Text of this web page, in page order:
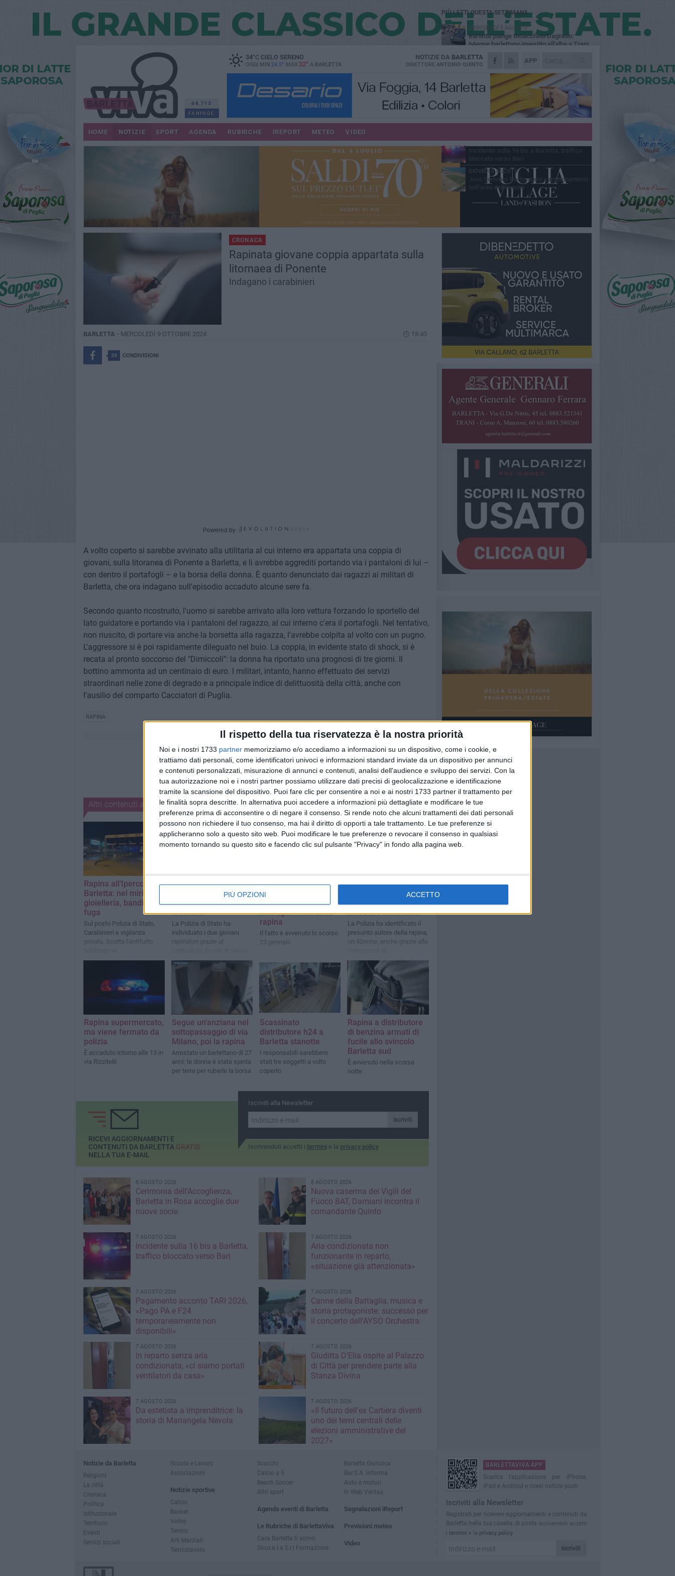
Il rispetto della tua riservatezza è la nostra priorità
Noi e i nostri 1733 partner memorizziamo e/o accediamo a informazioni su un dispositivo, come i cookie, e
trattiamo dati personali, come identificatori univoci e informazioni standard inviate da un dispositivo per annunci
e contenuti personalizzati, misurazione di annunci e contenuti, analisi dell'audience e sviluppo dei servizi. Con la
tua autorizzazione noi e i nostri partner possiamo utilizzare dati precisi di geolocalizzazione e identificazione
tramite la scansione del dispositivo. Puoi fare clic per consentire a noi e ai nostri 1733 partner il trattamento per
le finalità sopra descritte. In alternativa puoi accedere a informazioni più dettagliate e modificare le tue
preferenze prima di acconsentire o di negare il consenso. Si rende noto che alcuni trattamenti dei dati personali
possono non richiedere il tuo consenso, ma hai il diritto di opporti a tale trattamento. Le tue preferenze si
applicheranno solo a questo sito web. Puoi modificare le tue preferenze o revocare il consenso in qualsiasi
momento tornando su questo sito e facendo clic sul pulsante "Privacy" in fondo alla pagina web.
PIÙ OPZIONI ACCETTO
68.713
FANPAGE
34°CCIELO SERENO
OGGI MIN 24.5° MAX 32° A BARLETTA
APP
NOTIZIE DA BARLETTA
DIRETTORE ANTONIO QUINTO
HOME NOTIZIE SPORT AGENDA RUBRICHE IREPORT METEO VIDEO
CRONACA
Rapinata giovane coppia appartata sulla
litornaea di Ponente
Indagano i carabinieri
BARLETTA - MERCOLEDÌ 9 OTTOBRE 2024 18.40
34 CONDIVISIONI
Powered by
A volto coperto si sarebbe avvinato alla utilitaria al cui interno era appartata una coppia di
giovani, sulla litoranea di Ponente a Barletta, e li avrebbe aggrediti portando via i pantaloni di lui –
con dentro il portafogli – e la borsa della donna. È quanto denunciato dai ragazzi ai militari di
Barletta, che ora indagano sull'episodio accaduto alcune sere fa.
Secondo quanto ricostruito, l'uomo si sarebbe arrivato alla loro vettura forzando lo sportello del
lato guidatore e portando via i pantaloni del ragazzo, al cui interno c'era il portafogli. Nel tentativo,
non riuscito, di portare via anche la borsetta alla ragazza, l'avrebbe colpita al volto con un pugno.
L'aggressore si è poi rapidamente dileguato nel buio. La coppia, in evidente stato di shock, si è
recata al pronto soccorso del "Dimiccoli": la donna ha riportato una prognosi di tre giorni. Il
bottino ammonta ad un centinaio di euro. I militari, intanto, hanno effettuato dei servizi
straordinari nelle zone di degrado e a principale indice di delittuosità della città, anche con
l'ausilio del comparto Cacciatori di Puglia.
RAPINA
Altri contenuti a tema
Rapina all'Ipercoop di
Barletta: nel mirino la
gioielleria, banditi in
fuga
Sul posto Polizia di Stato,
Carabinieri e vigilanza
privata. Scatta l'antifurto
Rapina a mano
armata a Barletta, in
comunità due 16enni
di Andria
La Polizia di Stato ha
individuato i due giovani
rapinatori grazie al
delle telecamere
Assalto ad una
stazione di servizio in
zona Patalini, le
immagini virali della
rapina
Il fatto è avvenuto lo scorso
23 gennaio
Minaccia cassiera con
un coltello e rapina
supermercato:
arrestato barlettano
La Polizia ha identificato il
presunto autore della rapina,
un 42enne, anche grazie alle
videosorveglianza
Rapina supermercato,
ma viene fermato da
polizia
È accaduto intorno alle 13 in
via Rizzitelli
Segue un'anziana nel
sottopassaggio di via
Milano, poi la rapina
Arrestato un barlettano di 27
anni: la donna è stata spinta
per terra per rubarle la borsa
Scassinato
distributore h24 a
Barletta stanotte
I responsabili sarebbero
stati tre soggetti a volto
coperto
Rapina a distributore
di benzina armati di
fucile allo svincolo
Barletta sud
È avvenuto nella scorsa
notte
Iscriviti alla Newsletter
Iscriviti
Iscrivendoti accetti i termini e la privacy policy
RICEVI AGGIORNAMENTI E
CONTENUTI DA BARLETTA GRATIS
NELLA TUA E-MAIL
8 AGOSTO 2026
Cerimonia dell'Accoglienza,
Barletta in Rosa accoglie due
nuove socie
8 AGOSTO 2026
Nuova caserma dei Vigili del
Fuoco BAT, Damiani incontra il
comandante Quinto
7 AGOSTO 2026
Incidente sulla 16 bis a Barletta,
traffico bloccato verso Bari
7 AGOSTO 2026
Aria condizionata non
funzionante in reparto,
«situazione già attenzionata»
7 AGOSTO 2026
Pagamento acconto TARI 2026,
«Pago PA e F24
temporaneamente non
disponibili»
7 AGOSTO 2026
Canne della Battaglia, musica e
storia protagoniste: successo per
il concerto dell’AYSO Orchestra
7 AGOSTO 2026
In reparto senza aria
condizionata, «ci siamo portati
ventilatori da casa»
7 AGOSTO 2026
Giuditta D’Elia ospite al Palazzo
di Città per prendere parte alla
Stanza Divina
7 AGOSTO 2026
Da estetista a imprenditrice: la
storia di Mariangela Nevola
7 AGOSTO 2026
«Il futuro dell'ex Cartiera diventi
uno dei temi centrali delle
elezioni amministrative del
2027»
PIÙ LETTI QUESTA SETTIMANA
MERCOLEDÌ 5 AGOSTO
Barletta piange Gioacchino Dagnello:
64enne barlettano investito all'alba a Trani
GIOVEDÌ 6 AGOSTO
Il ricordo di "Cecco", il benzinaio col
sorriso: «Contava i giorni che lo
separavano dalla pensione»
MERCOLEDÌ 5 AGOSTO
Jova Summer Party, giovedì mattina
sopralluogo nell'area dell'evento
DOMENICA 2 AGOSTO
Beni confiscati alla mafia. Nasce il servizio
VENERDÌ 7 AGOSTO
GIOVEDÌ 6 AGOSTO
Jova Summer Party, nuovi campionamenti
nell'area dell'evento
Notizie da Barletta
Religioni
La città
Cronaca
Politica
Istituzionale
Territorio
Eventi
Servizi sociali
Scuola e Lavoro
Associazioni
Notizie sportive
Calcio
Basket
Volley
Tennis
Arti Marziali
Tennistavolo
Scacchi
Calcio a 5
Beach Soccer
Altri sport
Agenda eventi di Barletta
Le Rubriche di BarlettaViva
Cara Barletta ti scrivo
Sicur.a.l.a S.r.l Formazione
Barletta Giuridica
Bar.S.A. informa
Auto e motori
In Web Veritas
Segnalazioni iReport
Previsioni meteo
Video
BARLETTAVIVA APP
Scarica l'applicazione per iPhone,
iPad e Android e ricevi notizie push
Iscriviti alla Newsletter
Registrati per ricevere aggiornamenti e contenuti da
Barletta nella tua casella di posta
Iscrivendoti accetti
i termini e la privacy policy
Iscriviti